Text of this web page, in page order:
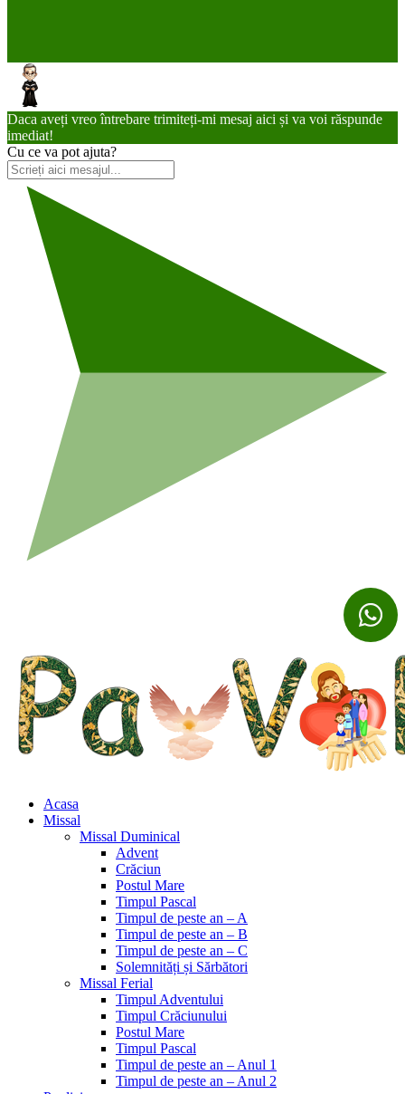
Daca aveți vreo întrebare trimiteți-mi mesaj aici și va voi răspunde
imediat!
Cu ce va pot ajuta?
Acasa
Missal
Missal Duminical
Advent
Crăciun
Postul Mare
Timpul Pascal
Timpul de peste an – A
Timpul de peste an – B
Timpul de peste an – C
Solemnități și Sărbători
Missal Ferial
Timpul Adventului
Timpul Crăciunului
Postul Mare
Timpul Pascal
Timpul de peste an – Anul 1
Timpul de peste an – Anul 2